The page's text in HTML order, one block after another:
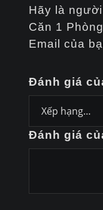
Hãy là
Căn 1
Email của
Đánh giá
Đánh giá